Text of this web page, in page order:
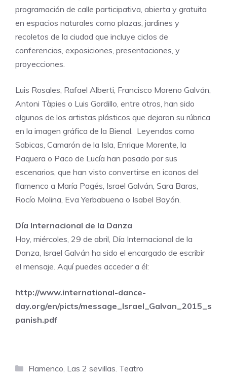
programación de calle participativa, abierta y gratuita
en espacios naturales como plazas, jardines y
recoletos de la ciudad que incluye ciclos de
conferencias, exposiciones, presentaciones, y
proyecciones.
Luis Rosales, Rafael Alberti, Francisco Moreno Galván,
Antoni Tàpies o Luis Gordillo, entre otros, han sido
algunos de los artistas plásticos que dejaron su rúbrica
en la imagen gráfica de la Bienal. Leyendas como
Sabicas, Camarón de la Isla, Enrique Morente, la
Paquera o Paco de Lucía han pasado por sus
escenarios, que han visto convertirse en iconos del
flamenco a María Pagés, Israel Galván, Sara Baras,
Rocío Molina, Eva Yerbabuena o Isabel Bayón.
Día Internacional de la Danza
Hoy, miércoles, 29 de abril, Día Internacional de la
Danza, Israel Galván ha sido el encargado de escribir
el mensaje. Aquí puedes acceder a él:
http://www.international-dance-
day.org/en/picts/message_Israel_Galvan_2015_s
panish.pdf
Categorías
Flamenco Las 2 sevillas. Teatro